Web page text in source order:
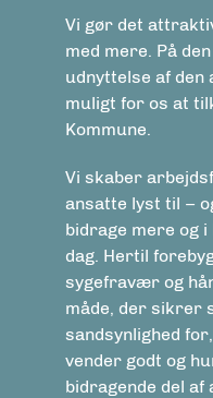
Vi gør det
med mere. På
udnyttelse af
muligt for os at
Kommune.
Vi skaber
ansatte lyst til –
bidrage mere og
dag. Hertil
sygefravær og
måde, der sikrer
sandsynlighed
vender godt og
bidragende del